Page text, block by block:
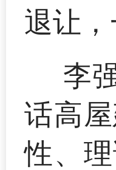
退让
李
话高
性、